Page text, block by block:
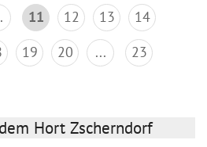
11 12 13
14
19 20 ... 23
Hort Zscherndorf